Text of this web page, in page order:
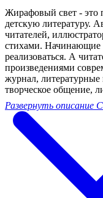
Жирафовый свет - это
детскую литературу.
читателей,
стихами. Начинающие
реализоваться. А
произведениями
журнал,
творческое общение,
Развернуть описание